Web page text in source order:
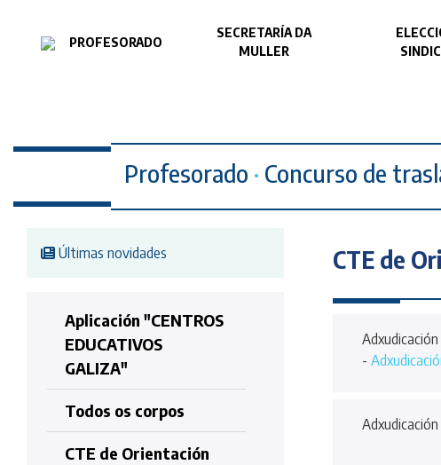
PROFESORADO
SECRETARÍA DA
MULLER
Profesorado · Concurso de
Últimas novidades
Aplicación "CENTROS
EDUCATIVOS
GALIZA"
Todos os corpos
CTE de Orientación
CTE de
-